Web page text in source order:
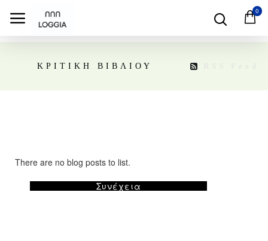
0
ΚΡΙΤΙΚΗ ΒΙΒΛΙΟΥ
There are no blog posts to list.
Συνέχεια